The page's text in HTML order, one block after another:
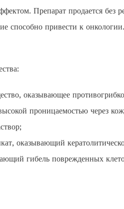
Препарат продается без
способно привести к
оказывающее
проницаемостью через
оказывающий
гибель поврежденных